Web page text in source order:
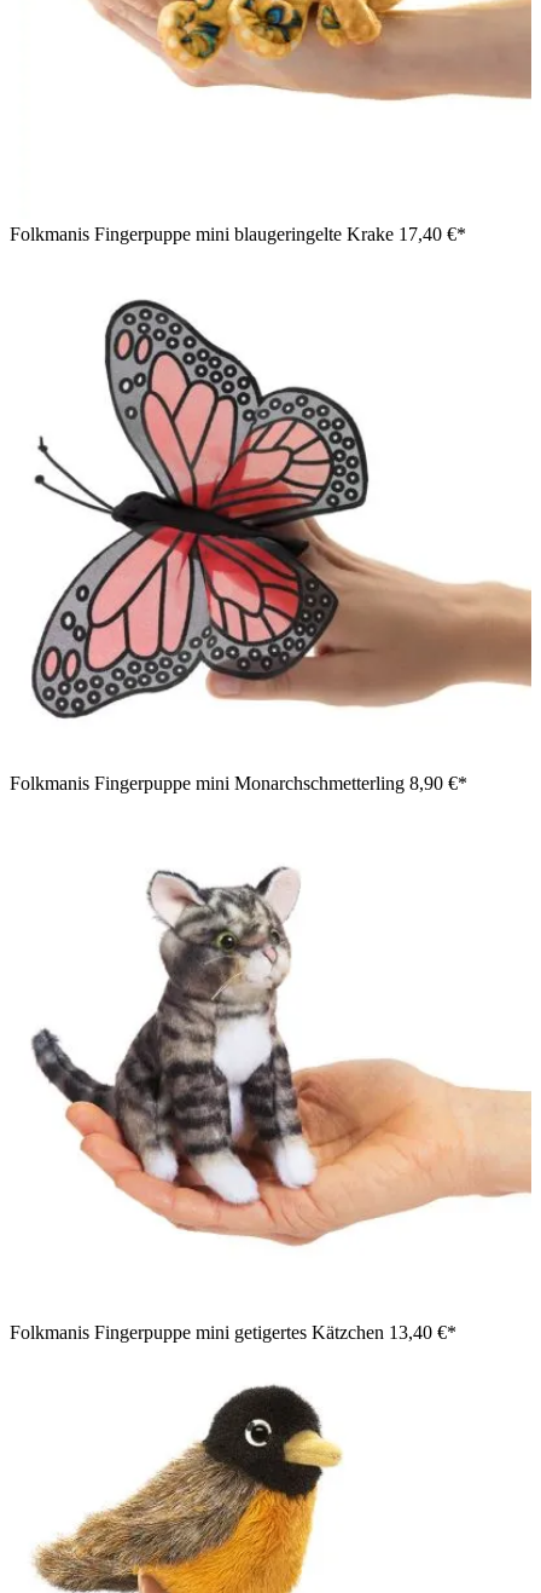
Folkmanis Fingerpuppe mini blaugeringelte Krake 17,40 €*
Folkmanis Fingerpuppe mini Monarchschmetterling 8,90 €*
Folkmanis Fingerpuppe mini getigertes Kätzchen 13,40 €*